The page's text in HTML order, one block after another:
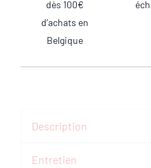
dès 100€
d’achats en
Belgique
Description
Entretien